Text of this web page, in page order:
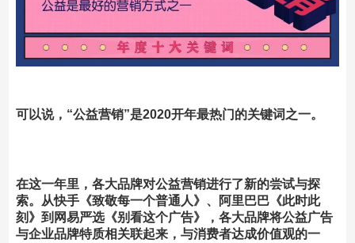
可以说， “公益营销”是2020开年最热门的关键词之一。
在这一年里，各大品牌对公益营销进行了新的尝试与探
索。
从快手《致敬每一个普通人》、阿里巴巴《此时此
刻》到网易严选《别看这个广告》， 各大品牌将公益广告
与企业品牌特质相关联起来，与消费者达成价值观的一